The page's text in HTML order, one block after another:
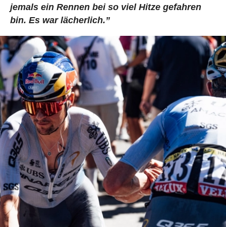
jemals ein Rennen bei so viel Hitze gefahren
bin. Es war lächerlich.”